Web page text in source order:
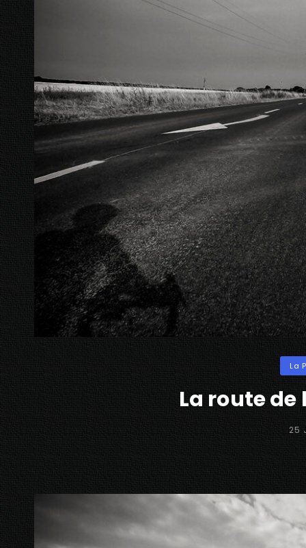
La
La route de
25